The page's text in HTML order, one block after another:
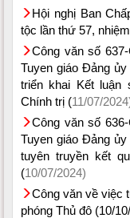
Hội nghị Ban
tộc lần thứ 57,
Công văn số
Tuyen giáo Đảng
triển khai Kết luận
Chính trị (11/07/
Công văn số
Tuyen giáo Đảng
tuyên truyền kết
(10/07/2024)
Công văn về việc
phóng Thủ đô (10/